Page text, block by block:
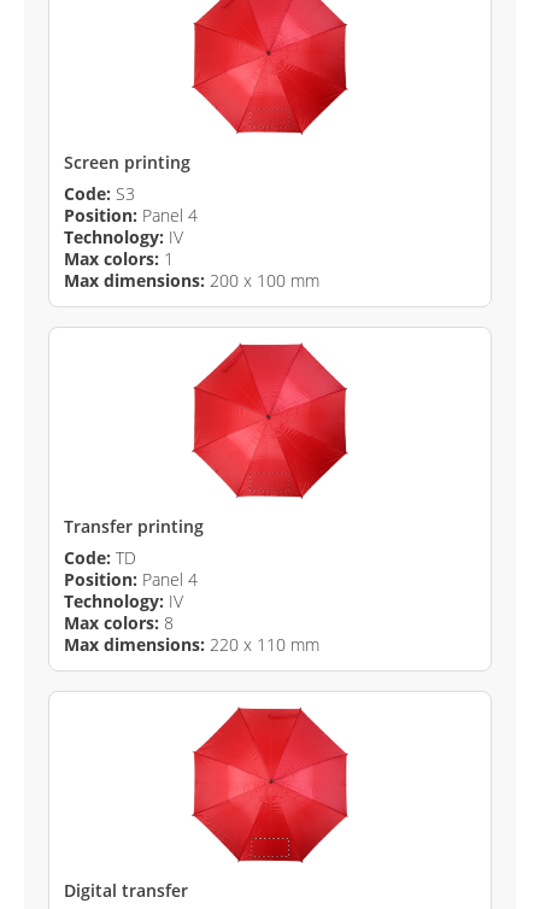
Screen printing
Code: S3
Position: Panel 4
Technology: IV
Max colors: 1
Max dimensions: 200 x 100 mm
Transfer printing
Code: TD
Position: Panel 4
Technology: IV
Max colors: 8
Max dimensions: 220 x 110 mm
Digital transfer